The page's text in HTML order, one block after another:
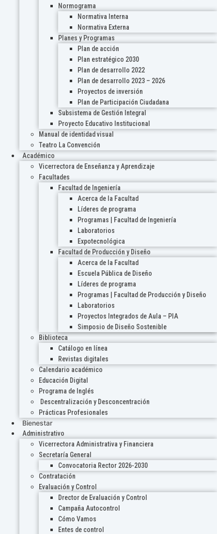
Normograma
Normativa Interna
Normativa Externa
Planes y Programas
Plan de acción
Plan estratégico 2030
Plan de desarrollo 2022
Plan de desarrollo 2023 – 2026
Proyectos de inversión
Plan de Participación Ciudadana
Subsistema de Gestión Integral
Proyecto Educativo Institucional
Manual de identidad visual
Teatro La Convención
Académico
Vicerrectora de Enseñanza y Aprendizaje
Facultades
Facultad de Ingeniería
Acerca de la Facultad
Líderes de programa
Programas | Facultad de Ingeniería
Laboratorios
Expotecnológica
Facultad de Producción y Diseño
Acerca de la Facultad
Escuela Pública de Diseño
Líderes de programa
Programas | Facultad de Producción y Diseño
Laboratorios
Proyectos Integrados de Aula – PIA
Simposio de Diseño Sostenible
Biblioteca
Catálogo en línea
Revistas digitales
Calendario académico
Educación Digital
Programa de Inglés
Descentralización y Desconcentración
Prácticas Profesionales
Bienestar
Administrativo
Vicerrectora Administrativa y Financiera
Secretaría General
Convocatoria Rector 2026-2030
Contratación
Evaluación y Control
Drector de Evaluación y Control
Campaña Autocontrol
Cómo Vamos
Entes de control